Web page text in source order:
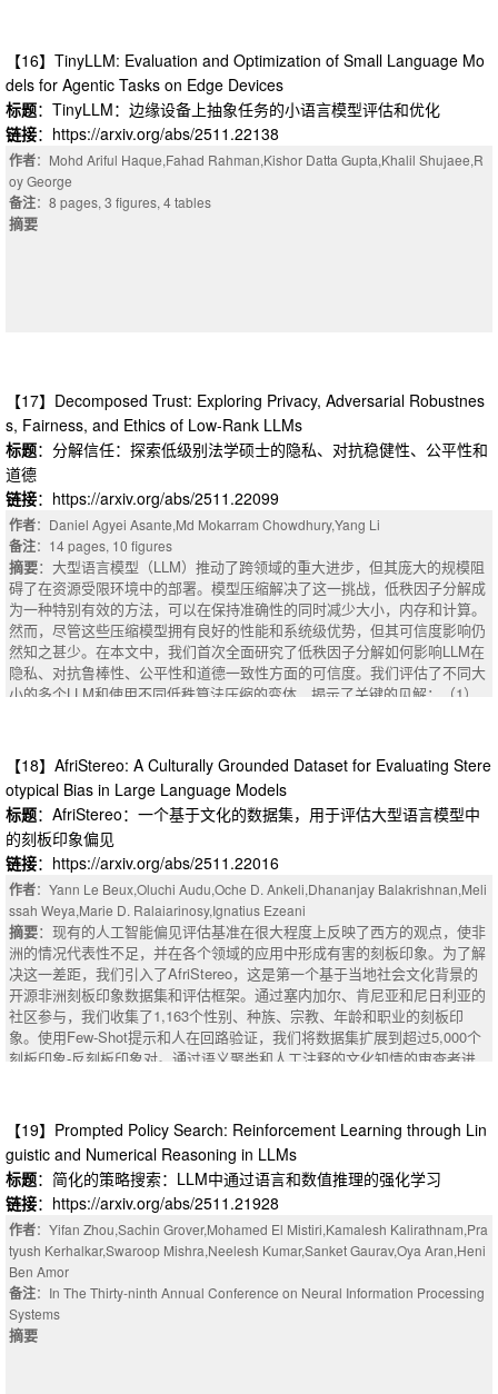
esign, thereby limiting their flexibility and scalability. To overcome these li
mitations, we present a decentralized, agent-based framework inspired by
swarm intelligence for de novo protein design. In this approach, multiple la
rge language model (LLM) agents operate in parallel, each assigned to a s
pecific residue position. These agents iteratively propose context-aware m
utations by integrating design objectives, local neighborhood interactions,
and memory and feedback from previous iterations. This position-wise, de
centralized coordination enables emergent design of diverse, well-defined
sequences without reliance on motif scaffolds or multiple sequence alignm
n design. Beyond proteins, the approach lays the groundwork for collective
LLM-driven design across biomolecular systems and other scientific disco
very tasks.
ions of the DP composition space. Systematic comparison of three increm
ental configurations, (i) pure LLM generation, (ii) LLM generation with LLM
reasoning-based feedback, and (iii) LLM generation with domain knowledg
e-guided feedback, shows that iterative guidance from knowledge-informed
gradients improves stability-condition satisfaction without additional trainin
g data, achieving over 98% compositional validity and up to 54% stable or
metastable candidates, surpassing both the LLM-only baseline (43%) and
prior GAN-based results (27%). Analyses of ML-based gradients further re
摘要：Large language models (LLMs) have shown remarkable ability to ge
nerate code, yet their outputs often violate syntactic or semantic constrain
ts when guided only through natural language prompts. We introduce Tree
Coder, the most general and flexible framework to date for exploring decod
ing strategies, constraints, and hyperparameters in LLMs, and use it in co
de generation to enforce correctness and structure during decoding rather t
han relying on prompt engineering. TreeCoder represents decoding as a tre
e search over candidate programs, where both decoding strategies and co
nstraint functions - such as style, syntax, execution - are treated as first-c
【16】TinyLLM: Evaluation and Optimization of Small Language Mo
dels for Agentic Tasks on Edge Devices
标题：TinyLLM：边缘设备上抽象任务的小语言模型评估和优化
链接：https://arxiv.org/abs/2511.22138
作者：Mohd Ariful Haque,Fahad Rahman,Kishor Datta Gupta,Khalil Shujaee,R
oy George
备注：8 pages, 3 figures, 4 tables
摘要
：本文研究了小语言模型（SLM）用于代理任务（函数/工具/API调用）的
有效性，重点是在边缘设备上运行代理，而不依赖云基础设施。我们使用伯
克利函数调用排行榜（BFCL）框架评估SLM，并描述参数驱动的优化策
略，包括监督微调（SFT），参数有效微调（PEFT），基于强化学习（R
（简单，多个，并行，并行多个和相关性检测）中的结果，包括实时和非实
时设置以及多轮评估。我们还详细介绍了从AgentBank数据构建的DPO训练
管道（例如，ALFRED），包括我们使用TinyLlama响应作为拒绝输出和手
动验证将SFT数据转换为选择-拒绝对。我们的研究结果表明，在不同的模型
尺度下，中等尺寸的模型（1-3B参数）的精度明显优于超紧凑型模型（<1B
参数），通过混合优化，总体精度高达65.74%，多圈精度为55.62%。这项
研究强调了混合优化策略的重要性，这些策略使小型语言模型能够在边缘设
备上提供准确、高效和稳定的人工智能，使隐私保护、低延迟的自治代理在
云端之外变得实用。
摘要：This paper investigates the effectiveness of small language models
(SLMs) for agentic tasks (function/tool/API calling) with a focus on running
agents on edge devices without reliance on cloud infrastructure. We evalu
ate SLMs using the Berkeley Function Calling Leaderboard (BFCL) framew
ork and describe parameter-driven optimization strategies that include sup
ervised fine-tuning (SFT), parameter-efficient fine-tuning (PEFT), reinforce
dels including TinyAgent, TinyLlama, Qwen, and xLAM across BFCL cate
gories (simple, multiple, parallel, parallel-multiple, and relevance detectio
n), both in live and non-live settings, and in multi-turn evaluations. We addi
tionally detail a DPO training pipeline constructed from AgentBank data (e.
g., ALFRED), including our conversion of SFT data to chosen-rejected pair
s using TinyLlama responses as rejected outputs and manual validation.
Our results demonstrate clear accuracy differences across model scales
where medium-sized models (1-3B parameters) significantly outperform ult
ra-compact models (<1B parameters), achieving up to 65.74% overall acc
uracy, and 55.62% multi-turn accuracy with hybrid optimization. This study
highlights the importance of hybrid optimization strategies that enable sma
【17】Decomposed Trust: Exploring Privacy, Adversarial Robustnes
s, Fairness, and Ethics of Low-Rank LLMs
标题：分解信任：探索低级别法学硕士的隐私、对抗稳健性、公平性和
道德
链接：https://arxiv.org/abs/2511.22099
作者：Daniel Agyei Asante,Md Mokarram Chowdhury,Yang Li
备注：14 pages, 10 figures
摘要：大型语言模型（LLM）推动了跨领域的重大进步，但其庞大的规模阻
碍了在资源受限环境中的部署。模型压缩解决了这一挑战，低秩因子分解成
为一种特别有效的方法，可以在保持准确性的同时减少大小，内存和计算。
然而，尽管这些压缩模型拥有良好的性能和系统级优势，但其可信度影响仍
然知之甚少。在本文中，我们首次全面研究了低秩因子分解如何影响LLM在
隐私、对抗鲁棒性、公平性和道德一致性方面的可信度。我们评估了不同大
小的多个LLM和使用不同低秩算法压缩的变体，揭示了关键的见解：（1）
zero-shot设置中下降，但在Few-Shot提示下部分恢复;（4）公平性在压力下
下降。除了压缩，我们还研究了模型规模和微调如何影响可信度，因为这两
者在低秩方法中都很重要。为了指导值得信赖的压缩策略，我们以基于梯度
的属性分析来结束我们的论文，以确定LLM中的哪些层对对抗鲁棒性贡献最
大。
摘要：Large language models (LLMs) have driven major advances across
domains, yet their massive size hinders deployment in resource-constrain
ed settings. Model compression addresses this challenge, with low-rank fa
ctorization emerging as a particularly effective method for reducing size, m
emory, and computation while maintaining accuracy. However, while these
compressed models boast of benign performance and system-level advant
ages, their trustworthiness implications remain poorly understood. In this p
aper, we present the first comprehensive study of how low-rank factorizati
on affects LLM trustworthiness across privacy, adversarial robustness, fair
ness, and ethical alignment. We evaluate multiple LLMs of different sizes
ness is generally preserved and often enhanced, even under deep compre
ssion; (3) ethical reasoning degrades in zero-shot settings but partially rec
overs with few-shot prompting; (4) fairness declines under compression. B
eyond compression, we investigate how model scale and fine-tuning affect
trustworthiness, as both are important in low-rank methods. To guide trust
worthy compression strategies, we end our paper with a gradient-based att
ribution analysis to identify which layers in LLMs contribute most to adver
sarial robustness.
【18】AfriStereo: A Culturally Grounded Dataset for Evaluating Stere
otypical Bias in Large Language Models
标题：AfriStereo：一个基于文化的数据集，用于评估大型语言模型中
的刻板印象偏见
链接：https://arxiv.org/abs/2511.22016
作者：Yann Le Beux,Oluchi Audu,Oche D. Ankeli,Dhananjay Balakrishnan,Meli
ssah Weya,Marie D. Ralaiarinosy,Ignatius Ezeani
摘要：现有的人工智能偏见评估基准在很大程度上反映了西方的观点，使非
洲的情况代表性不足，并在各个领域的应用中形成有害的刻板印象。为了解
决这一差距，我们引入了AfriStereo，这是第一个基于当地社会文化背景的
开源非洲刻板印象数据集和评估框架。通过塞内加尔、肯尼亚和尼日利亚的
社区参与，我们收集了1,163个性别、种族、宗教、年龄和职业的刻板印
象。使用Few-Shot提示和人在回路验证，我们将数据集扩展到超过5,000个
刻板印象-反刻板印象对。通过语义聚类和人工注释的文化知情的审查者进
偏好刻板印象而不是反刻板印象，特别是在年龄，职业和性别方面。在我们
的设置中，特定领域的模型似乎显示出较弱的偏见，这表明特定任务的培训
可能会减轻一些关联。展望未来，AfriStereo为未来基于文化的偏见评估和
缓解的研究开辟了道路，为人工智能社区提供了建立更公平，更具有上下文
感知和全球包容性的NLP技术的关键方法。
摘要：Existing AI bias evaluation benchmarks largely reflect Western pers
pectives, leaving African contexts underrepresented and enabling harmful
stereotypes in applications across various domains. To address this gap,
we introduce AfriStereo, the first open-source African stereotype dataset a
nd evaluation framework grounded in local socio-cultural contexts. Throug
h community engaged efforts across Senegal, Kenya, and Nigeria, we coll
【19】Prompted Policy Search: Reinforcement Learning through Lin
guistic and Numerical Reasoning in LLMs
标题：简化的策略搜索：LLM中通过语言和数值推理的强化学习
链接：https://arxiv.org/abs/2511.21928
作者：Yifan Zhou,Sachin Grover,Mohamed El Mistiri,Kamalesh Kalirathnam,Pra
tyush Kerhalkar,Swaroop Mishra,Neelesh Kumar,Sanket Gaurav,Oya Aran,Heni
Ben Amor
备注：In The Thirty-ninth Annual Conference on Neural Information Processing
Systems
摘要